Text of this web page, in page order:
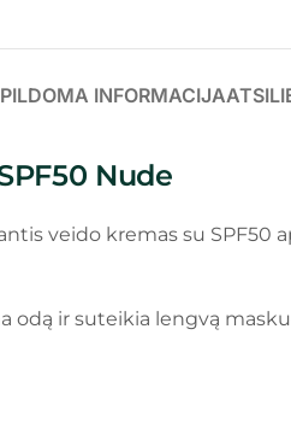
INFORMACIJA
Nude
veido kremas su SPF50
ir suteikia lengvą